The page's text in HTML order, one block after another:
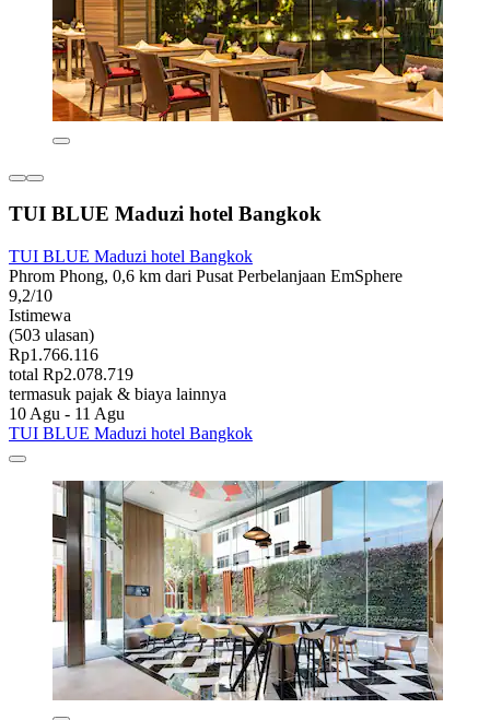
TUI BLUE Maduzi hotel Bangkok
TUI BLUE Maduzi hotel Bangkok
Phrom Phong, 0,6 km dari Pusat Perbelanjaan EmSphere
9,2/10
Istimewa
(503 ulasan)
Rp1.766.116
total Rp2.078.719
termasuk pajak & biaya lainnya
10 Agu - 11 Agu
TUI BLUE Maduzi hotel Bangkok